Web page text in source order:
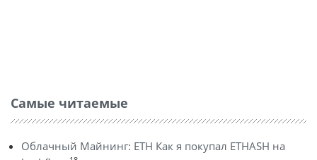
Самые читаемые
Облачный Майнинг: ETH Как я покупал ETHASH на